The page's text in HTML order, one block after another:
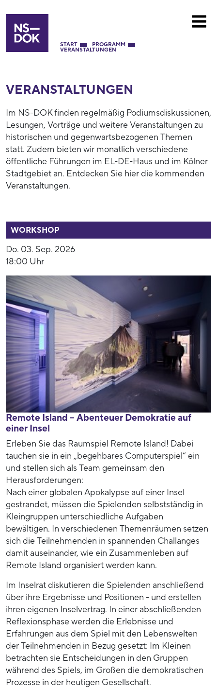
START PROGRAMM
VERANSTALTUNGEN
VERANSTALTUNGEN
Im NS-DOK finden regelmäßig Podiumsdiskussionen,
Lesungen, Vorträge und weitere Veranstaltungen zu
historischen und gegenwartsbezogenen Themen
statt. Zudem bieten wir monatlich verschiedene
öffentliche Führungen im EL-DE-Haus und im Kölner
Stadtgebiet an. Entdecken Sie hier die kommenden
Veranstaltungen.
WORKSHOP
Do. 03. Sep. 2026
18:00 Uhr
Remote Island – Abenteuer Demokratie auf
einer Insel
Erleben Sie das Raumspiel Remote Island! Dabei
tauchen sie in ein „begehbares Computerspiel“ ein
und stellen sich als Team gemeinsam den
Herausforderungen:
Nach einer globalen Apokalypse auf einer Insel
gestrandet, müssen die Spielenden selbstständig in
Kleingruppen unterschiedliche Aufgaben
bewältigen. In verschiedenen Themenräumen setzen
sich die Teilnehmenden in spannenden Challanges
damit auseinander, wie ein Zusammenleben auf
Remote Island organisiert werden kann.
Im Inselrat diskutieren die Spielenden anschließend
über ihre Ergebnisse und Positionen - und erstellen
ihren eigenen Inselvertrag. In einer abschließenden
Reflexionsphase werden die Erlebnisse und
Erfahrungen aus dem Spiel mit den Lebenswelten
der Teilnehmenden in Bezug gesetzt: Im Kleinen
betrachten sie Entscheidungen in den Gruppen
während des Spiels, im Großen die demokratischen
Prozesse in der heutigen Gesellschaft.